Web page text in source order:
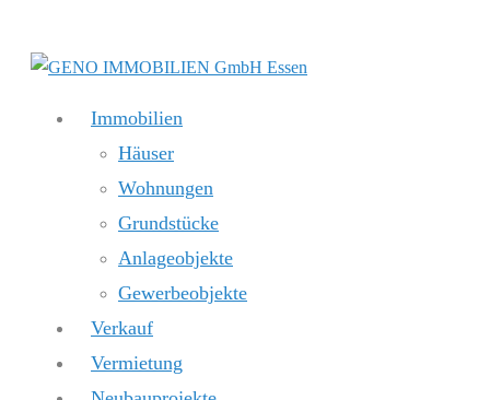
Inhalt
Immobilien
Häuser
Wohnungen
Grundstücke
Anlageobjekte
Gewerbeobjekte
Verkauf
Vermietung